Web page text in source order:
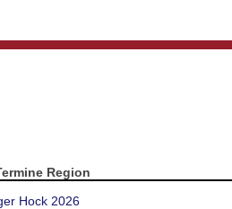
Region
Hock 2026